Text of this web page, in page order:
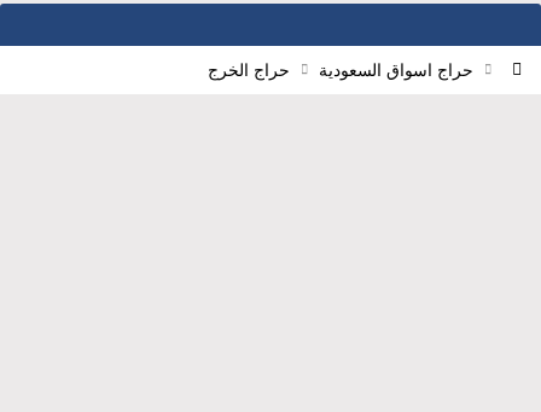
حراج اسواق السعودية حراج الخرج